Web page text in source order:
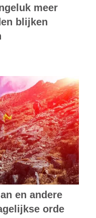
meer
blijken
en andere
orde